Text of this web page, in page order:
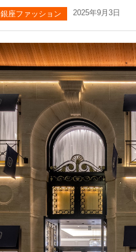
銀座ファッション 2025年9月3日